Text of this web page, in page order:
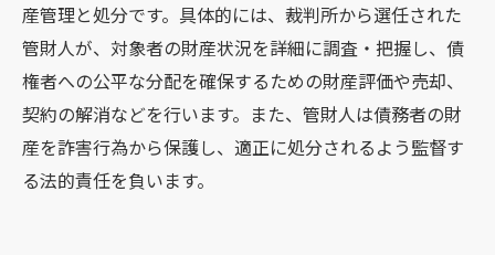
産管理と処分です。具体的には、裁判所から選任された
管財人が、対象者の財産状況を詳細に調査・把握し、債
権者への公平な分配を確保するための財産評価や売却、
契約の解消などを行います。また、管財人は債務者の財
産を詐害行為から保護し、適正に処分されるよう監督す
る法的責任を負います。